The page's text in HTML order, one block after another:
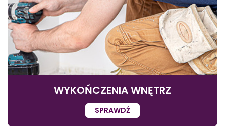
WYKOŃCZENIA WNĘTRZ
SPRAWDŹ